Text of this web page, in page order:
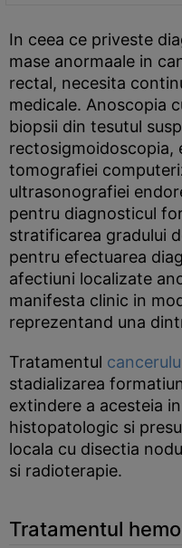
In ceea ce priveste
mase anormaale in
rectal, necesita
medicale. Anoscopia
biopsii din tesutul
rectosigmoidoscopia,
tomografiei
ultrasonografiei
pentru diagnosticul
stratificarea gradului
pentru efectuarea
afectiuni localizate
manifesta clinic in
reprezentand una
Tratamentul
stadializarea
extindere a acesteia
histopatologic si
locala cu disectia
si radioterapie.
Tratamentul